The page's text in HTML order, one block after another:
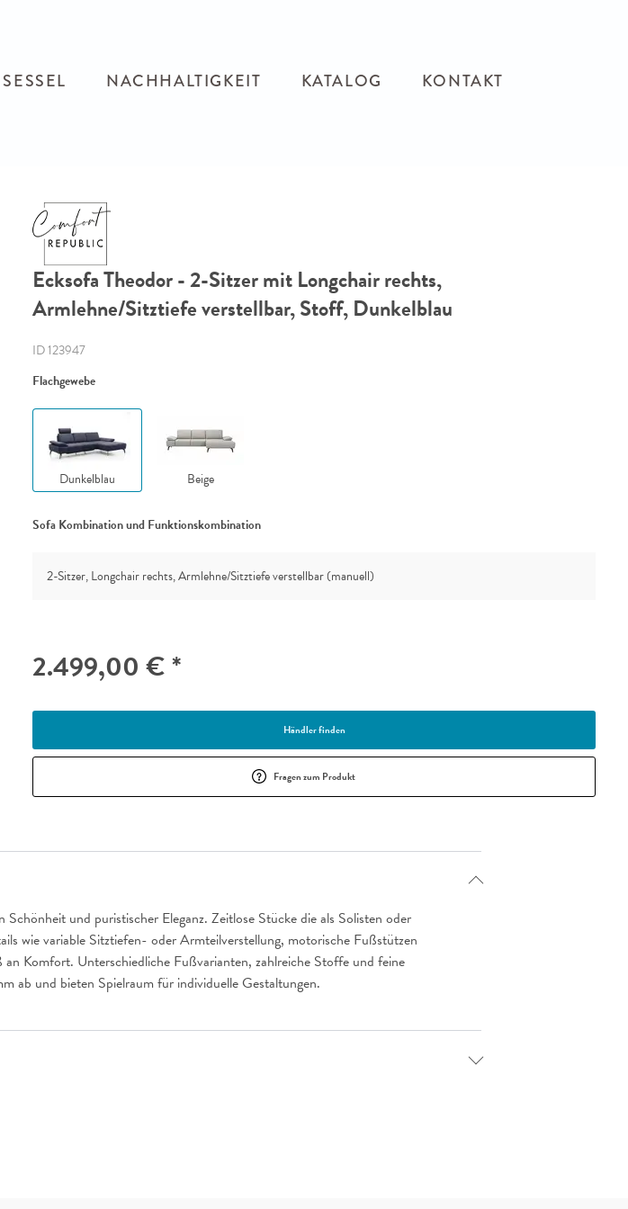
SESSEL NACHHALTIGKEIT KATALOG KONTAKT
Ecksofa Theodor - 2-Sitzer mit Longchair rechts,
Armlehne/Sitztiefe verstellbar, Stoff, Dunkelblau
ID 123947
Flachgewebe
Dunkelblau Beige
Sofa Kombination und Funktionskombination
2-Sitzer, Longchair rechts, Armlehne/Sitztiefe verstellbar (manuell)
2.499,00 € *
Händler finden
Fragen zum Produkt
und puristischer Eleganz. Zeitlose Stücke die als Solisten oder
wie variable Sitztiefen- oder Armteilverstellung, motorische Fußstützen
Komfort. Unterschiedliche Fußvarianten, zahlreiche Stoffe und feine
ab und bieten Spielraum für individuelle Gestaltungen.